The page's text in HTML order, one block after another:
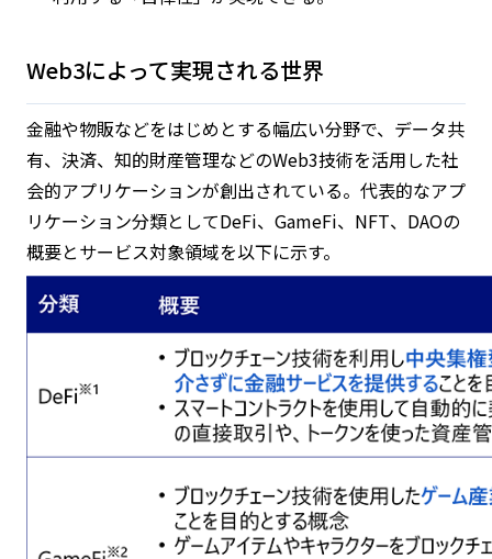
Web3によって実現される世界
金融や物販などをはじめとする幅広い分野で、データ共
有、決済、知的財産管理などのWeb3技術を活用した社
会的アプリケーションが創出されている。代表的なアプ
リケーション分類としてDeFi、GameFi、NFT、DAOの
概要とサービス対象領域を以下に示す。